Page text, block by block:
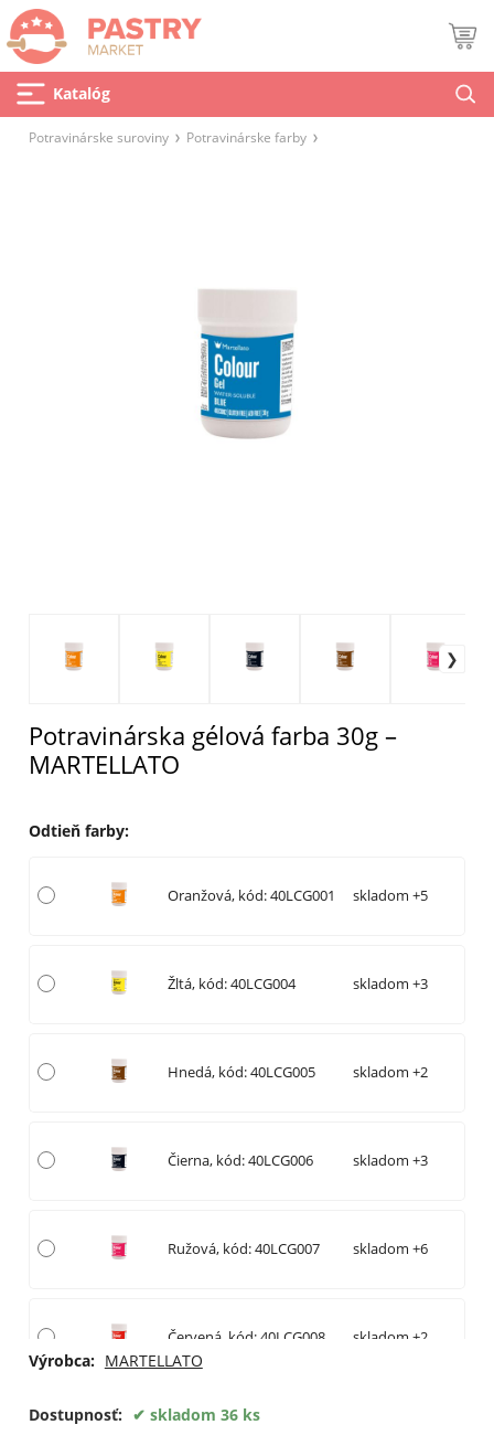
Katalóg
Potravinárske suroviny Potravinárske farby
Potravinárska gélová farba 30g –
MARTELLATO
Odtieň farby:
Oranžová, kód: 40LCG001 skladom +5
Žltá, kód: 40LCG004 skladom +3
Hnedá, kód: 40LCG005 skladom +2
Čierna, kód: 40LCG006 skladom +3
Ružová, kód: 40LCG007 skladom +6
Červená, kód: 40LCG008 skladom +2
Zelená, kód: 40LCG009
Výrobca: MARTELLATO
Dostupnosť: skladom 36 ks